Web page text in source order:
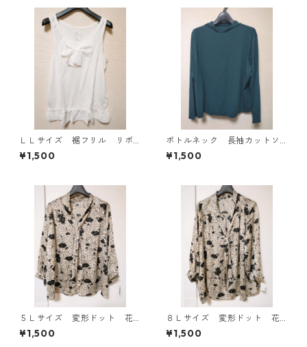
ＬＬサイズ 裾フリル リボ
ン付きタンクトップ オフホ
ワイト KAE-4781
¥1,500
ボトルネック 長袖カットソ
ー ４Ｌ ティールグリー
ン KAE-4812
¥1,500
５Ｌサイズ 変形ドット 花
柄 ボウタイブラウス オフ
ホワイト KAE-4762
¥1,500
８Ｌサイズ 変形ドット 花
柄 ボウタイブラウス オフ
ホワイト KAE-4767
¥1,500